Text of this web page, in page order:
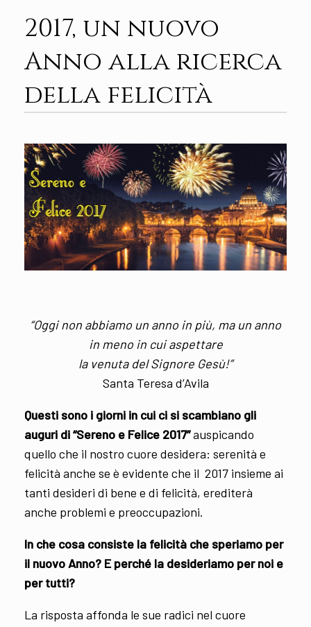
2017, un nuovo
Anno alla ricerca
della felicità
“Oggi non abbiamo un anno in più, ma un anno
in meno in cui aspettare
la venuta del Signore Gesù!”
Santa Teresa d’Avila
Questi sono i giorni in cui ci si scambiano gli
auguri di “Sereno e Felice 2017”auspicando
quello che il nostro cuore desidera: serenità e
felicità anche se è evidente che il 2017 insieme ai
tanti desideri di bene e di felicità, erediterà
anche problemi e preoccupazioni.
In che cosa consiste la felicità che speriamo per
il nuovo Anno? E perché la desideriamo per noi e
per tutti?
La risposta affonda le sue radici nel cuore